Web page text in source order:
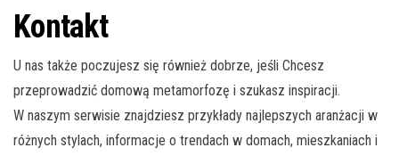
Kontakt
U nas także poczujesz się również dobrze, jeśli Chcesz
przeprowadzić domową metamorfozę i szukasz inspiracji.
W naszym serwisie znajdziesz przykłady najlepszych aranżacji w
różnych stylach, informacje o trendach w domach, mieszkaniach i